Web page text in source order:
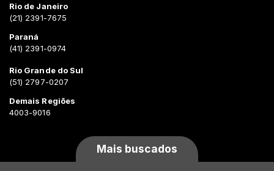
Rio de Janeiro
(21) 2391-7675
Paraná
(41) 2391-0974
Rio Grande do Sul
(51) 2797-0207
Demais Regiões
4003-9016
Mais buscados